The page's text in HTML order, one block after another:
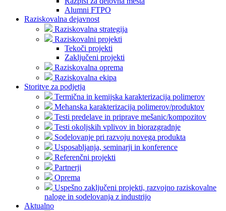
Alumni FTPO
Raziskovalna dejavnost
Raziskovalna strategija
Raziskovalni projekti
Tekoči projekti
Zaključeni projekti
Raziskovalna oprema
Raziskovalna ekipa
Storitve za podjetja
Termična in kemijska karakterizacija polimerov
Mehanska karakterizacija polimerov/produktov
Testi predelave in priprave mešanic/kompozitov
Testi okoljskih vplivov in biorazgradnje
Sodelovanje pri razvoju novega produkta
Usposabljanja, seminarji in konference
Referenčni projekti
Partnerji
Oprema
Uspešno zaključeni projekti, razvojno raziskovalne
naloge in sodelovanja z industrijo
Aktualno